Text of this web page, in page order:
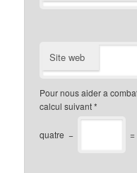
Site web
Pour nous aider a
calcul suivant*
quatre − =